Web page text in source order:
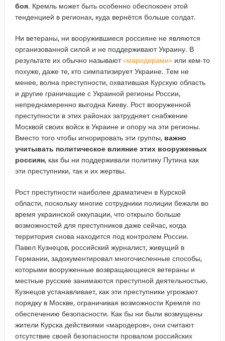
боя. Кремль может быть особенно обеспокоен этой
тенденцией в регионах, куда вернётся больше солдат.
Ни ветераны, ни вооружившиеся россияне не являются
организованной силой и не поддерживают Украину. В
результате их обычно называют«мародерами»или кем-то
похуже, даже те, кто симпатизирует Украине. Тем не
менее, волна преступности, охватившая Курскую область
и другие граничащие с Украиной регионы России,
непреднамеренно выгодна Киеву. Рост вооруженной
преступности в этих районах затрудняет снабжение
Москвой своих войск в Украине и опору на эти регионы.
Вместо того чтобы игнорировать эти группы, важно
учитывать политическое влияние этих вооруженных
россиян, как бы ни поддерживали политику Путина как
эти преступники, так и их жертвы.
Рост преступности наиболее драматичен в Курской
области, поскольку многие сотрудники полиции бежали во
время украинской оккупации, что открыло больше
возможностей для преступников даже сейчас, когда
территория снова находится под контролем России.
Павел Кузнецов, российский журналист, живущий в
Германии, задокументировал многочисленные способы,
которыми вооруженные возвращающиеся ветераны и
местные русские занимаются преступной деятельностью.
Кузнецов устанавливает, как эти преступники угрожают
порядку в Москве, ограничивая возможности Кремля по
обеспечению безопасности. Как бы ни были возмущены
жители Курска действиями «мародеров», они считают
отсутствие своей безопасности провалом российских